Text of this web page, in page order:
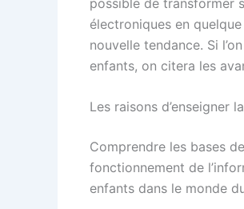
électroniques en
nouvelle tendance. Si
enfants, on citera les
Les raisons d’enseigner
Comprendre les bases
fonctionnement de
enfants dans le monde